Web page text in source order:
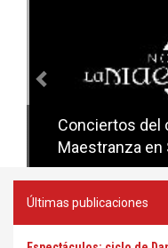
Conciertos del
Sevilla
Últimas publicaciones